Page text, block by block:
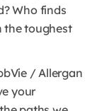
Who finds
the toughest
/ Allergan
your